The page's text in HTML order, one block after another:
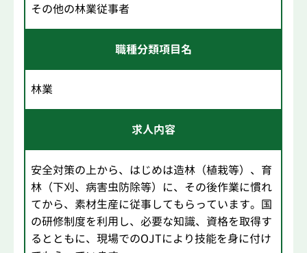
その他の林業従事者
職種分類項目名
林業
求人内容
安全対策の上から、はじめは造林（植栽等）、育
林（下刈、病害虫防除等）に、その後作業に慣れ
てから、素材生産に従事してもらっています。国
の研修制度を利用し、必要な知識、資格を取得す
るとともに、現場でのOJTにより技能を身に付け